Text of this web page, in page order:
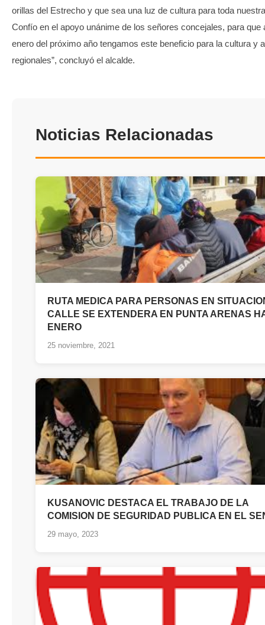
orillas del Estrecho y que sea una luz de cultura para toda
Confío en el apoyo unánime de los señores concejales, para que
enero del próximo año tengamos este beneficio para la cultura y
regionales”, concluyó el alcalde.
Noticias Relacionadas
RUTA MEDICA PARA PERSONAS EN
CALLE SE EXTENDERA EN PUNTA ARENAS
ENERO
25 noviembre, 2021
KUSANOVIC DESTACA EL TRABAJO DE LA
COMISION DE SEGURIDAD PUBLICA EN EL
29 mayo, 2023